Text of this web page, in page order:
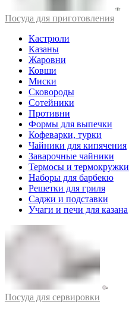
Посуда для приготовления
Кастрюли
Казаны
Жаровни
Ковши
Миски
Сковороды
Сотейники
Противни
Формы для выпечки
Кофеварки, турки
Чайники для кипячения
Заварочные чайники
Термосы и термокружки
Наборы для барбекю
Решетки для гриля
Саджи и подставки
Учаги и печи для казана
Посуда для сервировки